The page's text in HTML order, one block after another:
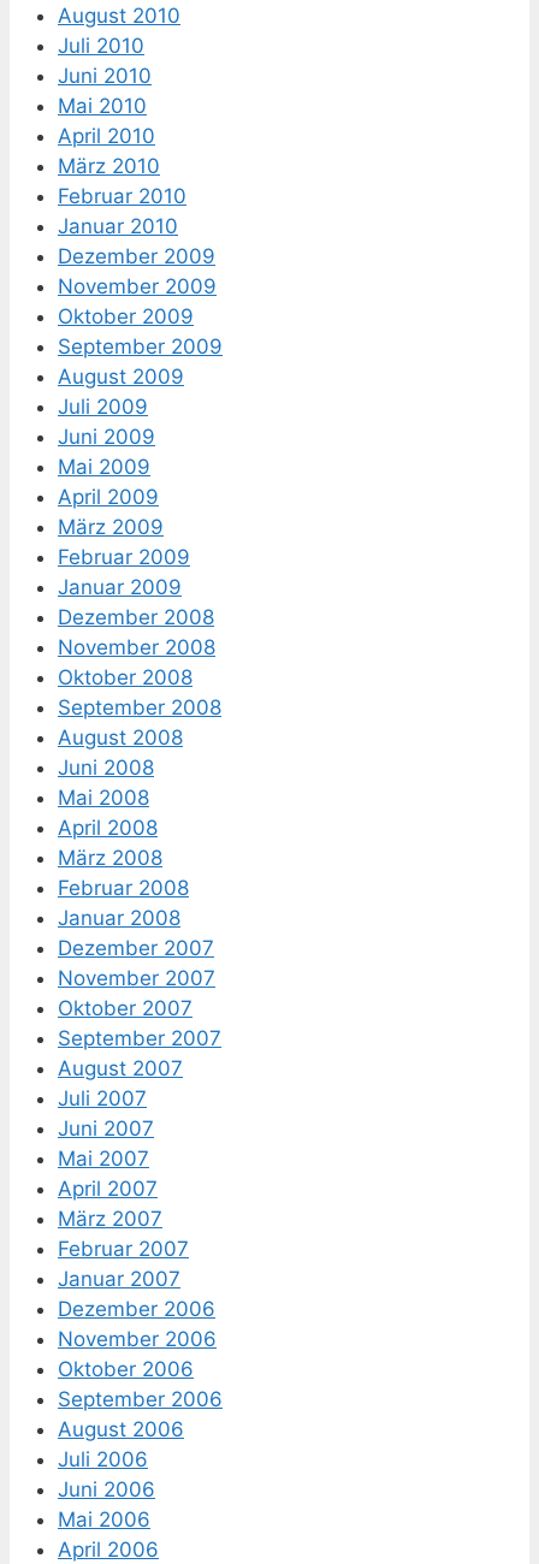
August 2010
Juli 2010
Juni 2010
Mai 2010
April 2010
März 2010
Februar 2010
Januar 2010
Dezember 2009
November 2009
Oktober 2009
September 2009
August 2009
Juli 2009
Juni 2009
Mai 2009
April 2009
März 2009
Februar 2009
Januar 2009
Dezember 2008
November 2008
Oktober 2008
September 2008
August 2008
Juni 2008
Mai 2008
April 2008
März 2008
Februar 2008
Januar 2008
Dezember 2007
November 2007
Oktober 2007
September 2007
August 2007
Juli 2007
Juni 2007
Mai 2007
April 2007
März 2007
Februar 2007
Januar 2007
Dezember 2006
November 2006
Oktober 2006
September 2006
August 2006
Juli 2006
Juni 2006
Mai 2006
April 2006